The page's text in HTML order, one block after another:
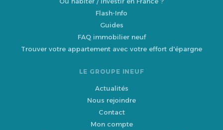
Flash-Info
Guides
FAQ immobilier neuf
Trouver votre appartement avec votre effort d'épargne
LE GROUPE INEUF
Actualités
Nous rejoindre
Contact
Mon compte